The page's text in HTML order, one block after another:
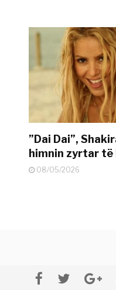
”Dai Dai”,
himnin zyrtar të
08/05/2026